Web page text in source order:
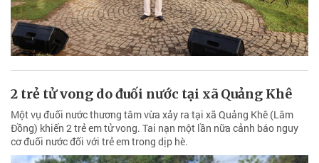
2 trẻ tử vong do đuối nước tại xã Quảng Khê
Một vụ đuối nước thương tâm vừa xảy ra tại xã Quảng Khê (Lâm
Đồng) khiến 2 trẻ em tử vong. Tai nạn một lần nữa cảnh báo nguy
cơ đuối nước đối với trẻ em trong dịp hè.